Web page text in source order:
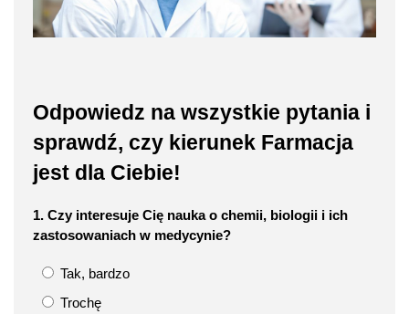
Odpowiedz na wszystkie pytania i
sprawdź, czy kierunek Farmacja
jest dla Ciebie!
1. Czy interesuje Cię nauka o chemii, biologii i ich
zastosowaniach w medycynie?
Tak, bardzo
Trochę